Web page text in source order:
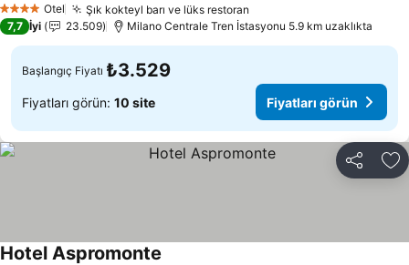
4 Yıldız Otel Şık kokteyl barı ve lüks restoran
7,7 İyi 23.509 Milano Centrale Tren İstasyonu 5.9 km uzaklıkta
Başlangıç Fiyatı ₺3.529
Fiyatları görün: 10 site Fiyatları görün
Paylaş
Hotel Aspromonte